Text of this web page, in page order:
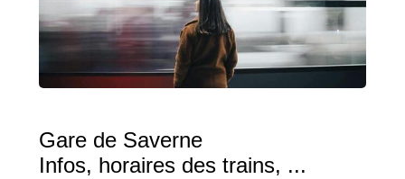
Gare de Saverne
Infos, horaires des trains, ...